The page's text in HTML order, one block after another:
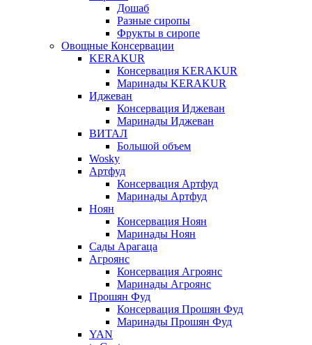
Дошаб
Разные сиропы
Фрукты в сиропе
Овощные Консервации
KERAKUR
Консервация KERAKUR
Маринады KERAKUR
Иджеван
Консервация Иджеван
Маринады Иджеван
ВИТАЛ
Большой объем
Wosky
Артфуд
Консервация Артфуд
Маринады Артфуд
Ноян
Консервация Ноян
Маринады Ноян
Сады Арагаца
Агроянс
Консервация Агроянс
Маринады Агроянс
Прошян Фуд
Консервация Прошян Фуд
Маринады Прошян Фуд
YAN